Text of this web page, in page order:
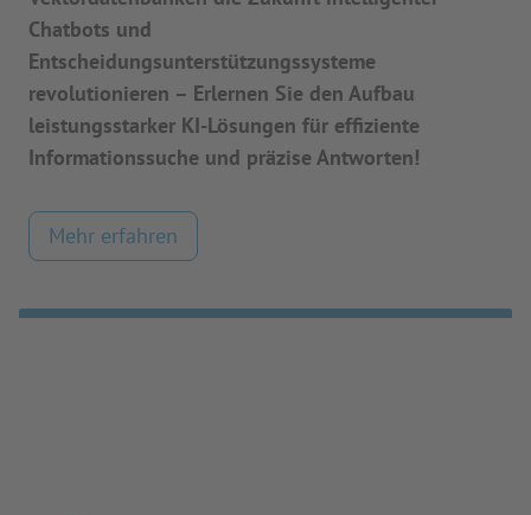
Chatbots und
Entscheidungsunterstützungssysteme
revolutionieren – Erlernen Sie den Aufbau
leistungsstarker KI-Lösungen für effiziente
Informationssuche und präzise Antworten!
Mehr erfahren